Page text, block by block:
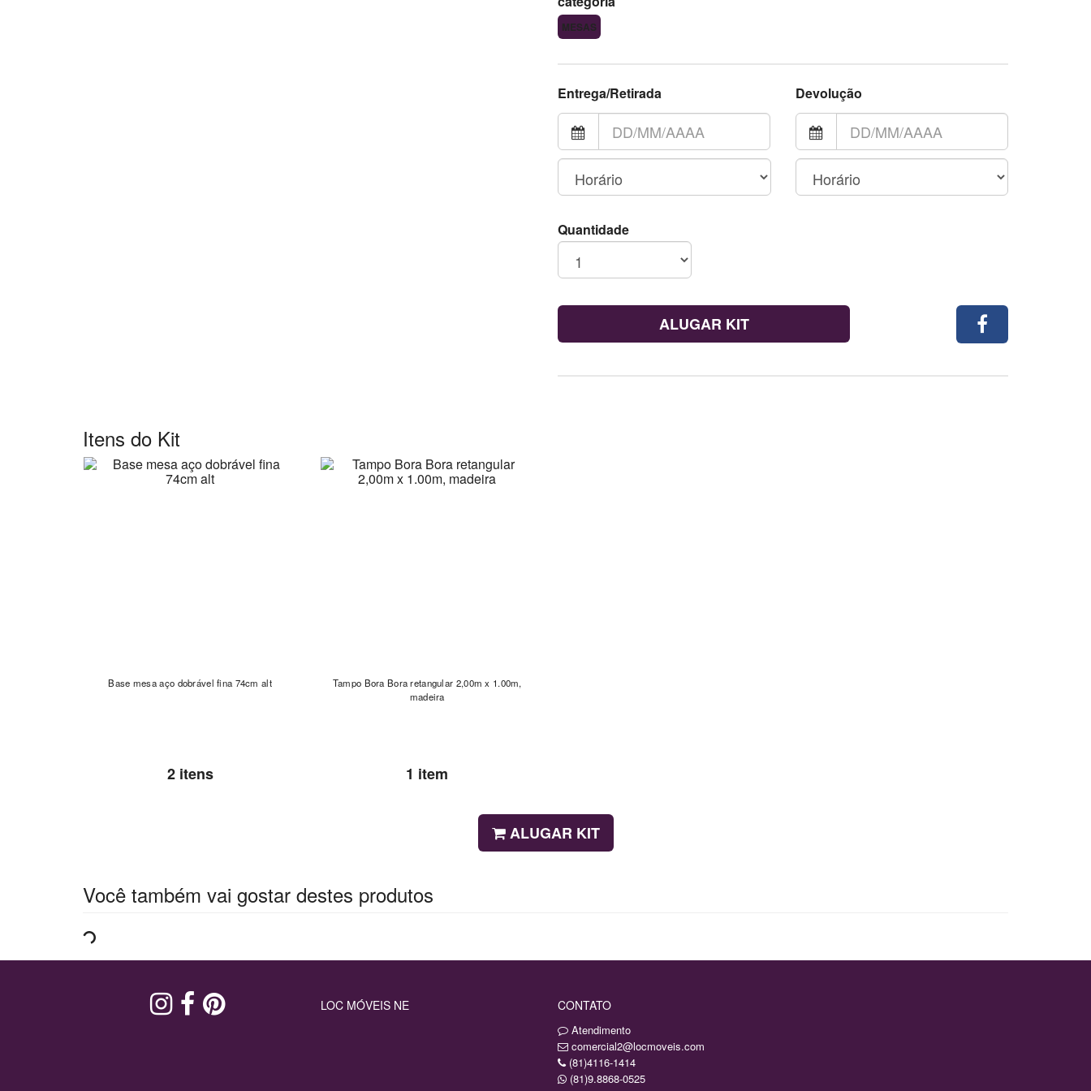
MESAS
Entrega/Retirada Devolução
Quantidade
ALUGAR KIT
Itens do Kit
Base mesa aço dobrável fina 74cm alt
2 itens
Tampo Bora Bora retangular 2,00m x 1.00m,
madeira
1 item
ALUGAR KIT
Você também vai gostar destes produtos
LOC MÓVEIS NE CONTATO
Atendimento
comercial2@locmoveis.com
(81)4116-1414
(81)9.8868-0525